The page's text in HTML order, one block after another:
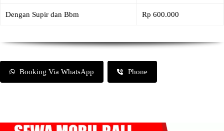
Dengan Supir dan Bbm Rp 600.000
Booking Via WhatsApp Phone